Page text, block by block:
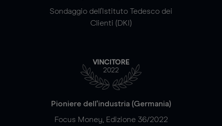
Sondaggio dell'Istituto Tedesco dei
Clienti (DKI)
VINCITORE
2022
Pioniere dell'industria (Germania)
Focus Money, Edizione 36/2022